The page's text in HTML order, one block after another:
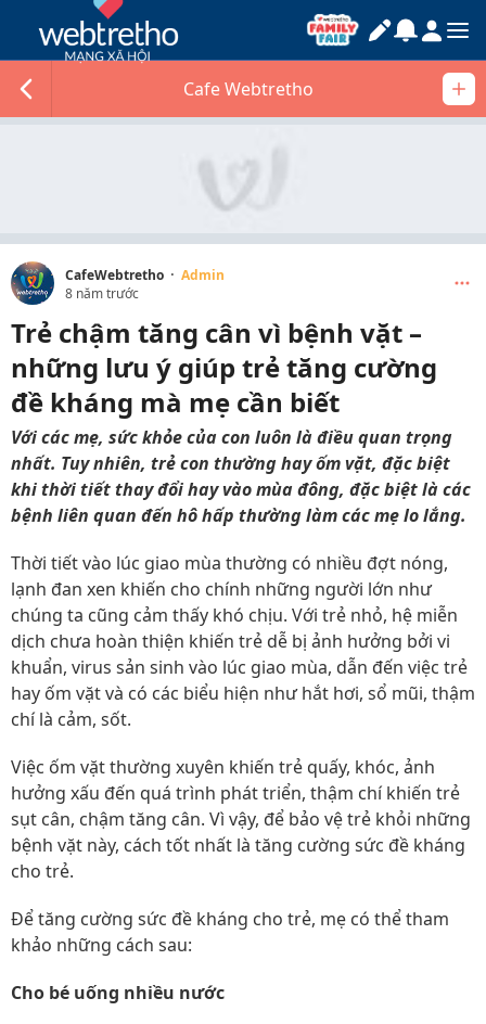
Cafe Webtretho
CafeWebtretho · Admin
8 năm trước
Trẻ chậm tăng cân vì bệnh vặt –
những lưu ý giúp trẻ tăng cường
đề kháng mà mẹ cần biết
Với các mẹ, sức khỏe của con luôn là điều quan trọng
nhất. Tuy nhiên, trẻ con thường hay ốm vặt, đặc biệt
khi thời tiết thay đổi hay vào mùa đông, đặc biệt là các
bệnh liên quan đến hô hấp thường làm các mẹ lo lắng.
Thời tiết vào lúc giao mùa thường có nhiều đợt nóng,
lạnh đan xen khiến cho chính những người lớn như
chúng ta cũng cảm thấy khó chịu. Với trẻ nhỏ, hệ miễn
dịch chưa hoàn thiện khiến trẻ dễ bị ảnh hưởng bởi vi
khuẩn, virus sản sinh vào lúc giao mùa, dẫn đến việc trẻ
hay ốm vặt và có các biểu hiện như hắt hơi, sổ mũi, thậm
chí là cảm, sốt.
Việc ốm vặt thường xuyên khiến trẻ quấy, khóc, ảnh
hưởng xấu đến quá trình phát triển, thậm chí khiến trẻ
sụt cân, chậm tăng cân. Vì vậy, để bảo vệ trẻ khỏi những
bệnh vặt này, cách tốt nhất là tăng cường sức đề kháng
cho trẻ.
Để tăng cường sức đề kháng cho trẻ, mẹ có thể tham
khảo những cách sau:
Cho bé uống nhiều nước